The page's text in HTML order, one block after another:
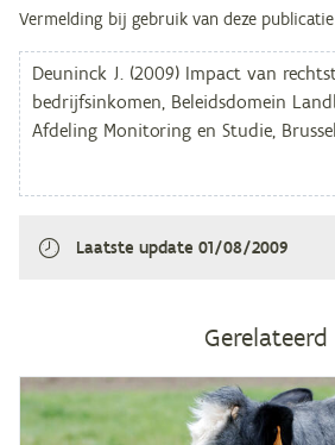
Vermelding bij gebruik van deze publicatie
Laatste update 01/08/2009
Gerelateerd